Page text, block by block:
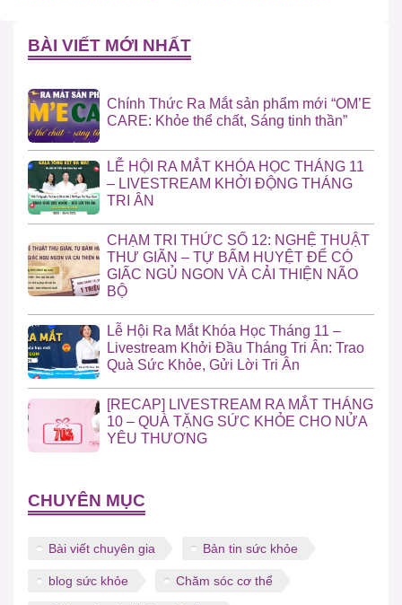
BÀI VIẾT MỚI NHẤT
Chính Thức Ra Mắt sản phẩm mới “OM’E
CARE: Khỏe thể chất, Sáng tinh thần”
LỄ HỘI RA MẮT KHÓA HỌC THÁNG 11
– LIVESTREAM KHỞI ĐỘNG THÁNG
TRI ÂN
CHẠM TRI THỨC SỐ 12: NGHỆ THUẬT
THƯ GIÃN – TỰ BẤM HUYỆT ĐỂ CÓ
GIẤC NGỦ NGON VÀ CẢI THIỆN NÃO
BỘ
Lễ Hội Ra Mắt Khóa Học Tháng 11 –
Livestream Khởi Đầu Tháng Tri Ân: Trao
Quà Sức Khỏe, Gửi Lời Tri Ân
[RECAP] LIVESTREAM RA MẮT THÁNG
10 – QUÀ TẶNG SỨC KHỎE CHO NỬA
YÊU THƯƠNG
CHUYÊN MỤC
Bài viết chuyên gia Bản tin sức khỏe
blog sức khỏe Chăm sóc cơ thể